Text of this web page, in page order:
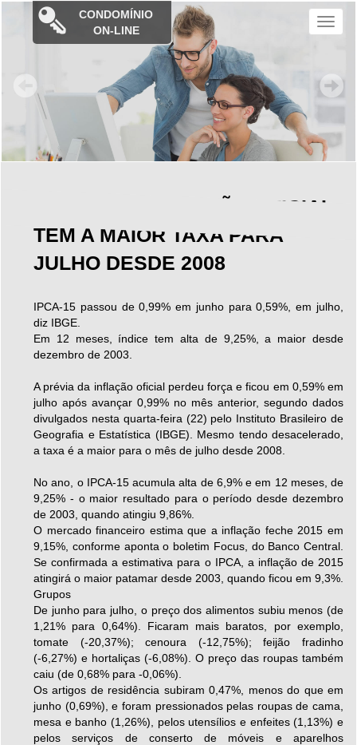
CONDOMÍNIO
ON-LINE
M
PRÉVIA DA INFLAÇÃO OFICIAL
TEM A MAIOR TAXA PARA
JULHO DESDE 2008
IPCA-15 passou de 0,99% em junho para 0,59%, em julho,
diz IBGE.
Em 12 meses, índice tem alta de 9,25%, a maior desde
dezembro de 2003.
A prévia da inflação oficial perdeu força e ficou em 0,59% em
julho após avançar 0,99% no mês anterior, segundo dados
divulgados nesta quarta-feira (22) pelo Instituto Brasileiro de
Geografia e Estatística (IBGE). Mesmo tendo desacelerado,
a taxa é a maior para o mês de julho desde 2008.
No ano, o IPCA-15 acumula alta de 6,9% e em 12 meses, de
9,25% - o maior resultado para o período desde dezembro
de 2003, quando atingiu 9,86%.
O mercado financeiro estima que a inflação feche 2015 em
9,15%, conforme aponta o boletim Focus, do Banco Central.
Se confirmada a estimativa para o IPCA, a inflação de 2015
atingirá o maior patamar desde 2003, quando ficou em 9,3%.
Grupos
De junho para julho, o preço dos alimentos subiu menos (de
1,21% para 0,64%). Ficaram mais baratos, por exemplo,
tomate (-20,37%); cenoura (-12,75%); feijão fradinho
(-6,27%) e hortaliças (-6,08%). O preço das roupas também
caiu (de 0,68% para -0,06%).
Os artigos de residência subiram 0,47%, menos do que em
junho (0,69%), e foram pressionados pelas roupas de cama,
mesa e banho (1,26%), pelos utensílios e enfeites (1,13%) e
pelos serviços de conserto de móveis e aparelhos